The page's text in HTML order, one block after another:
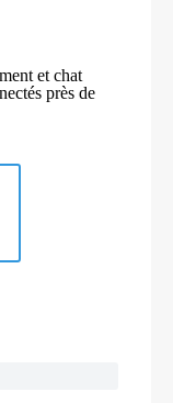
et chat
près de